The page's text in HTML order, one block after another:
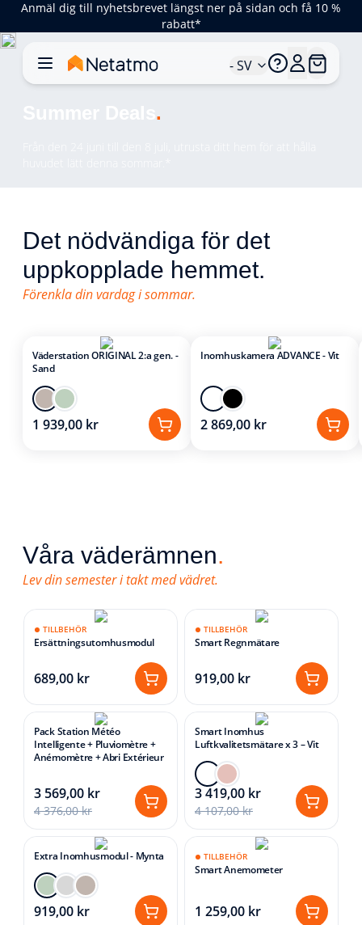
Anmäl dig till nyhetsbrevet längst ner på sidan och få 10 %
rabatt*
- SV
.
Det nödvändiga för det
uppkopplade hemmet.
Förenkla din vardag i sommar.
Väderstation ORIGINAL 2:a gen. -
Sand
1 939,00 kr
Inomhuskamera ADVANCE - Vit
2 869,00 kr
Våra väderämnen.
Lev din semester i takt med vädret.
TILLBEHÖR
Ersättningsutomhusmodul
689,00 kr
TILLBEHÖR
Smart Regnmätare
919,00 kr
Pack Station Météo
Intelligente + Pluviomètre +
Anémomètre + Abri Extérieur
3 569,00 kr
4 376,00 kr
Smart Inomhus
Luftkvalitetsmätare x 3 – Vit
3 419,00 kr
4 107,00 kr
Extra Inomhusmodul - Mynta
919,00 kr
TILLBEHÖR
Smart Anemometer
1 259,00 kr